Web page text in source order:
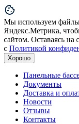
Мы используем файлы
Яндекс.Метрика,
сайтом. Оставаясь на
с Политикой
Хорошо
Панельные
Документы
Доставка и
Новости
Отзывы
Контакты